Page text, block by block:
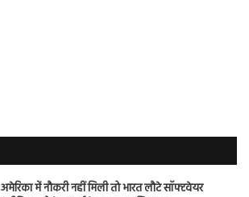
अमेरिका में नौकरी नहीं मिली तो भारत लौटे सॉफ्टवेयर